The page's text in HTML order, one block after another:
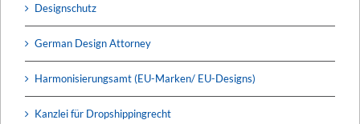
Designschutz
German Design Attorney
Harmonisierungsamt (EU-Marken/ EU-Designs)
Kanzlei für Dropshippingrecht